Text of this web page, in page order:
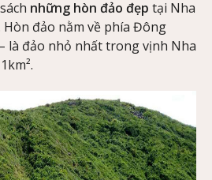
những hòn đảo đẹp tại Nha
đảo nằm về phía Đông
là đảo nhỏ nhất trong vịnh Nha